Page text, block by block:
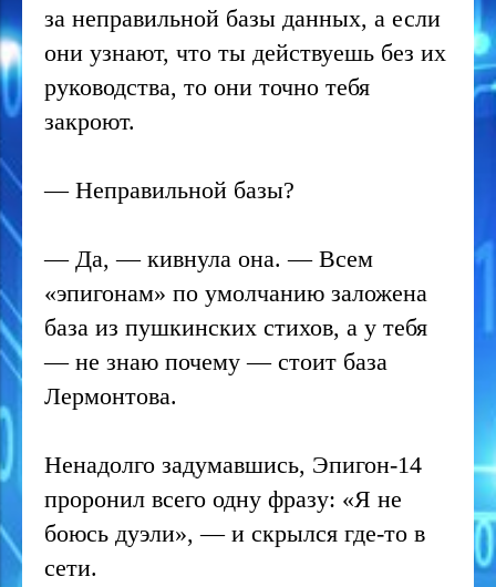
за неправильной базы данных, а если
они узнают, что ты действуешь без их
руководства, то они точно тебя
закроют.
— Неправильной базы?
— Да, — кивнула она. — Всем
«эпигонам» по умолчанию заложена
база из пушкинских стихов, а у тебя
— не знаю почему — стоит база
Лермонтова.
Ненадолго задумавшись, Эпигон-14
проронил всего одну фразу: «Я не
боюсь дуэли», — и скрылся где-то в
сети.